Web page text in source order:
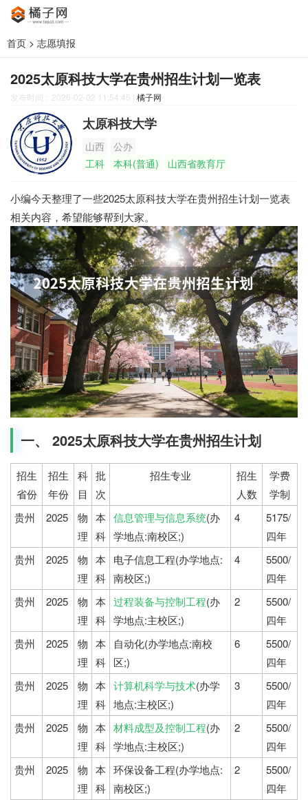
首页 > 志愿填报
2025太原科技大学在贵州招生计划一览表
发布时间：2026-02-02 11:54:45 | 橘子网
太原科技大学
山西
公办
工科
本科(普通) 山西省教育厅
小编今天整理了一些2025太原科技大学在贵州招生计划一览表
相关内容，希望能够帮到大家。
一、 2025太原科技大学在贵州招生计划
招生
省份
招生
年份
科
目
批
次
招生专业
招生
人数
学费
学制
贵州
2025
物
理
本
科
信息管理与信息系统(办
学地点:南校区;)
4
5175/
四年
贵州
2025
物
理
本
科
电子信息工程(办学地点:
南校区;)
4
5500/
四年
贵州
2025
物
理
本
科
过程装备与控制工程(办
学地点:主校区;)
2
5500/
四年
贵州
2025
物
理
本
科
自动化(办学地点:南校
区;)
6
5500/
四年
贵州
2025
物
理
本
科
计算机科学与技术(办学
地点:主校区;)
3
5500/
四年
贵州
2025
物
理
本
科
材料成型及控制工程(办
学地点:主校区;)
2
5500/
四年
贵州
2025
物
理
本
科
环保设备工程(办学地点:
南校区;)
2
5500/
四年